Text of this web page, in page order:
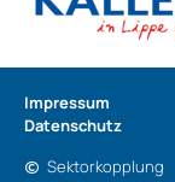
Sektorkopplung
Impressum
Datenschutz